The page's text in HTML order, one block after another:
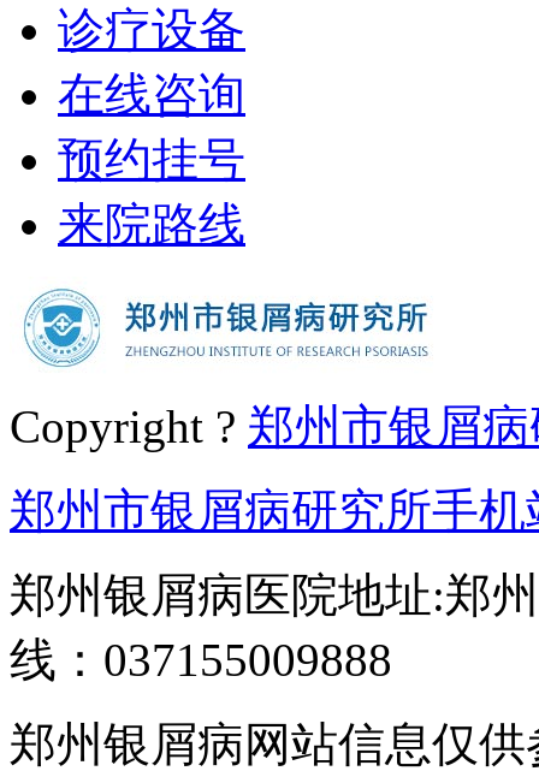
诊疗设备
在线咨询
预约挂号
来院路线
Copyright ? 郑州市银屑
郑州市银屑病研究所手机
郑州银屑病医院地址:郑
线：037155009888
郑州银屑病网站信息仅